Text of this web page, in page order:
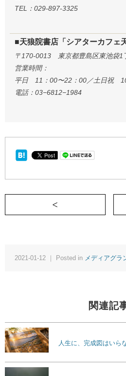
TEL：029-897-3325
■天狼院書店「シアターカフェ
〒170-0013 東京都豊島区東池袋1
営業時間：
平日 11：00〜22：00／土日祝
電話：03−6812−1984
＜ 光
2021-01-12 ｜ Posted in メディアグラ
関連記
人生に、完成図はいら